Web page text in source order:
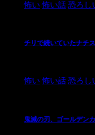
怖い 怖い話 恐ろし
チリで続いていたナチ
怖い 怖い話 恐ろし
鬼滅の刃、ゴールデン